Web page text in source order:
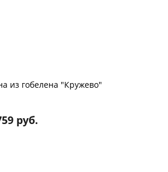
из гобелена "Кружево"
руб.